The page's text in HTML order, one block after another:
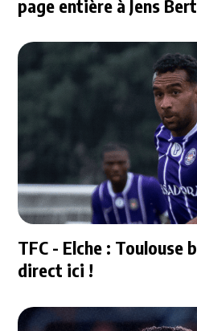
page entière à Jens
TFC - Elche :
direct ici !